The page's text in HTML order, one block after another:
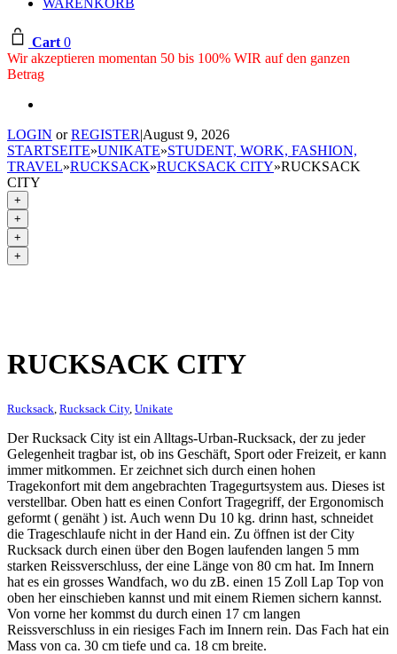
WARENKORB
Cart 0
Wir akzeptieren momentan 50 bis 100% WIR auf den ganzen
Betrag
LOGIN orREGISTER|August 9, 2026
STARTSEITE»UNIKATE»STUDENT, WORK, FASHION,
TRAVEL»RUCKSACK»RUCKSACK CITY»RUCKSACK
CITY
+
+
+
+
RUCKSACK CITY
Rucksack Rucksack City, Unikate
Der Rucksack City ist ein Alltags-Urban-Rucksack, der zu jeder
Gelegenheit tragbar ist, ob ins Geschäft, Sport oder Freizeit, er kann
immer mitkommen. Er zeichnet sich durch einen hohen
Tragekonfort mit dem angebrachten Tragegurtsystem aus. Dieses ist
verstellbar. Oben hatt es einen Confort Tragegriff, der Ergonomisch
geformt ( genäht ) ist. Auch wenn Du 10 kg. drinn hast, schneidet
die Trageschlaufe nicht in der Hand ein. Zu öffnen ist der City
Rucksack durch einen über den Bogen laufenden langen 5 mm
starken Reissverschluss, der eine Länge von 80 cm hat. Im Innern
hat es ein grosses Wandfach, wo du zB. einen 15 Zoll Lap Top von
oben her einschieben kannst und mit einem Riemen sichern kannst.
Von vorne her kommst du durch einen 17 cm langen
Reissverschluss in ein riesiges Fach im Innern rein. Das Fach hat ein
Mass von ca. 30 cm tiefe und ca. 18 cm breite.